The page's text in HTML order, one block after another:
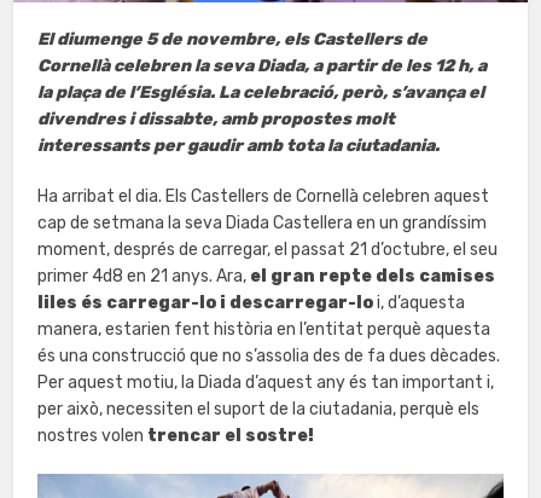
El diumenge 5 de novembre, els Castellers de
Cornellà celebren la seva Diada, a partir de les 12 h, a
la plaça de l’Església. La celebració, però, s’avança el
divendres i dissabte, amb propostes molt
interessants per gaudir amb tota la ciutadania.
Ha arribat el dia. Els Castellers de Cornellà celebren aquest
cap de setmana la seva Diada Castellera en un grandíssim
moment, després de carregar, el passat 21 d’octubre, el seu
primer 4d8 en 21 anys. Ara, el gran repte dels camises
liles és carregar-lo i descarregar-loi, d’aquesta
manera, estarien fent història en l’entitat perquè aquesta
és una construcció que no s’assolia des de fa dues dècades.
Per aquest motiu, la Diada d’aquest any és tan important i,
per això, necessiten el suport de la ciutadania, perquè els
nostres volen trencar el sostre!